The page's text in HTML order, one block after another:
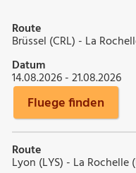
Route
Brüssel (CRL) - La
Datum
14.08.2026 - 21.08.2026
Fluege finden
Route
Lyon (LYS) - La Rochelle